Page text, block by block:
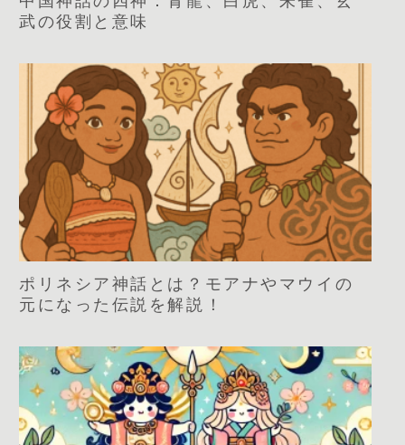
武の役割と意味
ポリネシア神話とは？モアナやマウイの
元になった伝説を解説！